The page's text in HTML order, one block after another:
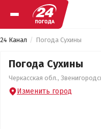
24 Канал Погода Сухины
Погода Сухины
Черкасская обл.,
Изменить город